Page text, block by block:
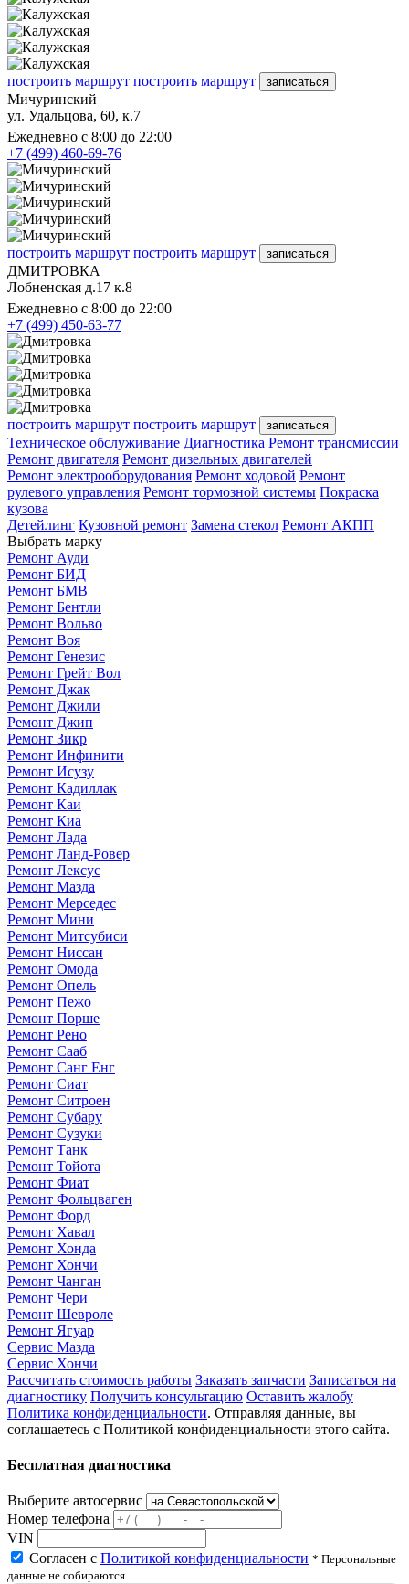
построить маршрут построить маршрут записаться
Мичуринский
ул. Удальцова, 60, к.7
Ежедневно с 8:00 до 22:00
+7 (499) 460-69-76
построить маршрут построить маршрут записаться
ДМИТРОВКА
Лобненская д.17 к.8
Ежедневно с 8:00 до 22:00
+7 (499) 450-63-77
построить маршрут построить маршрут записаться
Техническое обслуживание Диагностика Ремонт трансмиссии
Ремонт двигателя Ремонт дизельных двигателей
Ремонт электрооборудования Ремонт ходовой Ремонт
рулевого управления Ремонт тормозной системы Покраска
кузова
Детейлинг Кузовной ремонт Замена стекол Ремонт АКПП
Выбрать марку
Ремонт Ауди
Ремонт БИД
Ремонт БМВ
Ремонт Бентли
Ремонт Вольво
Ремонт Воя
Ремонт Генезис
Ремонт Грейт Вол
Ремонт Джак
Ремонт Джили
Ремонт Джип
Ремонт Зикр
Ремонт Инфинити
Ремонт Исузу
Ремонт Кадиллак
Ремонт Каи
Ремонт Киа
Ремонт Лада
Ремонт Ланд-Ровер
Ремонт Лексус
Ремонт Мазда
Ремонт Мерседес
Ремонт Мини
Ремонт Митсубиси
Ремонт Ниссан
Ремонт Омода
Ремонт Опель
Ремонт Пежо
Ремонт Порше
Ремонт Рено
Ремонт Сааб
Ремонт Санг Енг
Ремонт Сиат
Ремонт Ситроен
Ремонт Субару
Ремонт Сузуки
Ремонт Танк
Ремонт Тойота
Ремонт Фиат
Ремонт Фольцваген
Ремонт Форд
Ремонт Хавал
Ремонт Хонда
Ремонт Хончи
Ремонт Чанган
Ремонт Чери
Ремонт Шевроле
Ремонт Ягуар
Сервис Мазда
Сервис Хончи
Рассчитать стоимость работы Заказать запчасти Записаться на
диагностику Получить консультацию Оставить жалобу
Политика конфиденциальности. Отправляя данные, вы
соглашаетесь с Политикой конфиденциальности этого сайта.
Бесплатная диагностика
Выберите автосервис
Номер телефона
VIN
Согласен с Политикой конфиденциальности * Персональные
данные не собираются